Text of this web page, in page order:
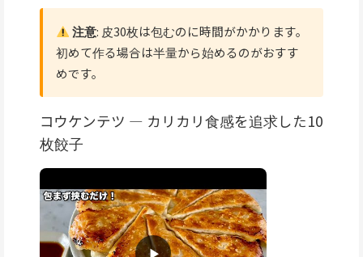
注意: 皮30枚は包むのに時間がかかります。
初めて作る場合は半量から始めるのがおすす
めです。
コウケンテツ — カリカリ食感を追求した10
枚餃子